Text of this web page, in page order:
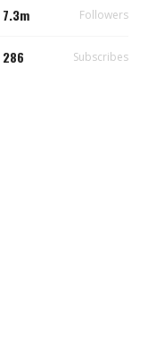
7.3m Followers
286 Subscribes